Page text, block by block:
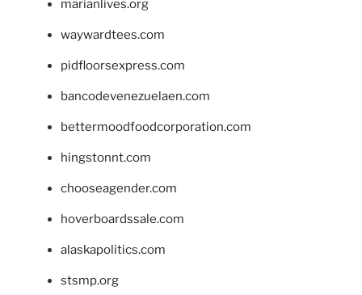
marianlives.org
waywardtees.com
pidfloorsexpress.com
bancodevenezuelaen.com
bettermoodfoodcorporation.com
hingstonnt.com
chooseagender.com
hoverboardssale.com
alaskapolitics.com
stsmp.org